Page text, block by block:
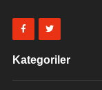
Kategoriler